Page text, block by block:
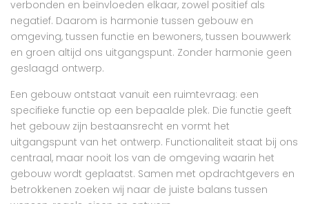
verbonden en beïnvloeden elkaar, zowel positief als
negatief. Daarom is harmonie tussen gebouw en
omgeving, tussen functie en bewoners, tussen bouwwerk
en groen altijd ons uitgangspunt. Zonder harmonie geen
geslaagd ontwerp.
Een gebouw ontstaat vanuit een ruimtevraag: een
specifieke functie op een bepaalde plek. Die functie geeft
het gebouw zijn bestaansrecht en vormt het
uitgangspunt van het ontwerp. Functionaliteit staat bij ons
centraal, maar nooit los van de omgeving waarin het
gebouw wordt geplaatst. Samen met opdrachtgevers en
betrokkenen zoeken wij naar de juiste balans tussen